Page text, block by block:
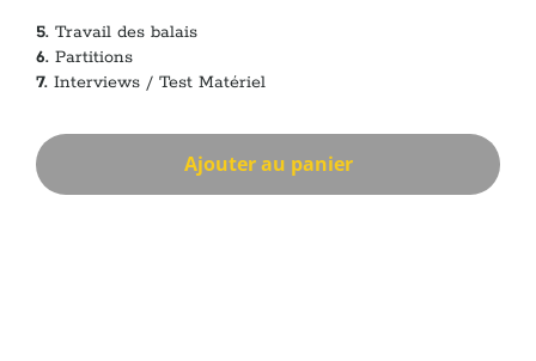
5. Travail des balais
6. Partitions
7. Interviews / Test Matériel
Ajouter au panier